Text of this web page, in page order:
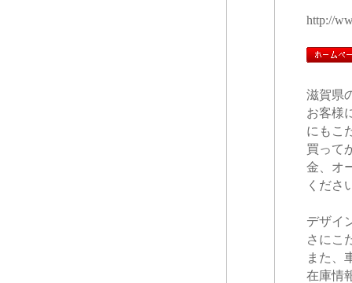
http://
滋賀県
お客様
にもこ
買って
金、オ
くださ
デザイ
さにこ
また、
在庫情